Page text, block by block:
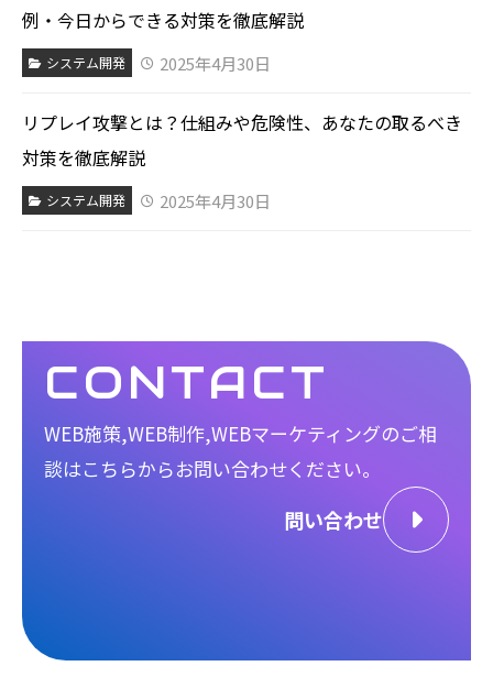
例・今日からできる対策を徹底解説
システム開発 2025年4月30日
リプレイ攻撃とは？仕組みや危険性、あなたの取るべき
対策を徹底解説
システム開発 2025年4月30日
CONTACT
WEB施策,WEB制作,WEBマーケティングのご相
談はこちらからお問い合わせください。
問い合わせ